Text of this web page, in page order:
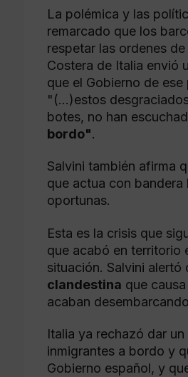
La polémica y las
remarcado que los
respetar las ordenes
Costera de Italia envió
que el Gobierno de
"(…)estos
botes, no han
bordo".
Salvini también afirma
que actua con bandera
oportunas.
Esta es la crisis que
que acabó en territorio
situación. Salvini alertó
clandestina que
acaban
Italia ya rechazó dar
inmigrantes a bordo y
Gobierno español, y